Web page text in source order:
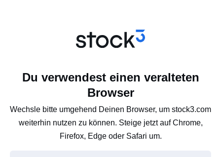
Du verwendest einen veralteten
Browser
Wechsle bitte umgehend Deinen Browser, um stock3.com
weiterhin nutzen zu können. Steige jetzt auf Chrome,
Firefox, Edge oder Safari um.